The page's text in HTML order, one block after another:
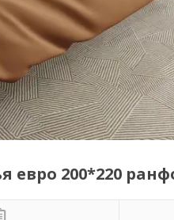
200*220